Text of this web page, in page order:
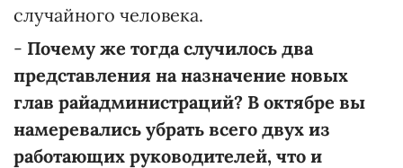
случайного человека.
- Почему же тогда случилось два
представления на назначение новых
глав райадминистраций? В октябре вы
намеревались убрать всего двух из
работающих руководителей, что и